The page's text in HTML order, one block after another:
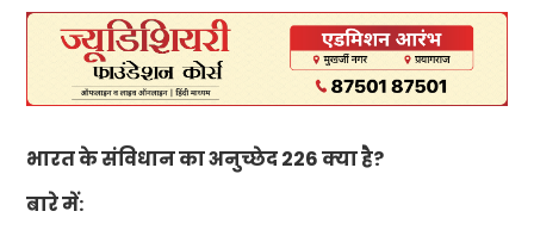
भारत के संविधान का अनुच्छेद226क्या है?
बारे में: